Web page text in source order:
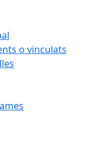
o vinculats